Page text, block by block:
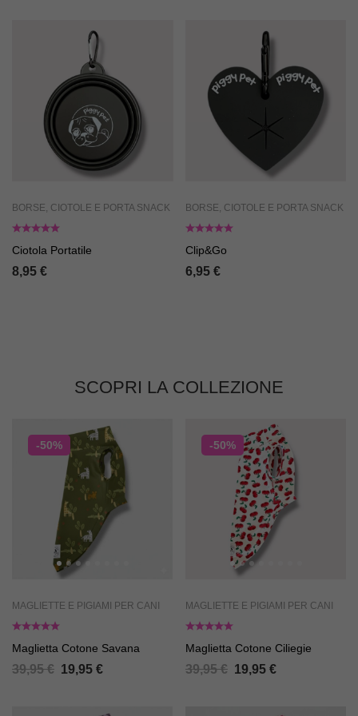
BORSE, CIOTOLE E PORTA SNACK
Ciotola Portatile
8,95 €
BORSE, CIOTOLE E PORTA SNACK
Clip&Go
6,95 €
SCOPRI LA COLLEZIONE
-50%
MAGLIETTE E PIGIAMI PER CANI
Maglietta Cotone Savana
39,95€ 19,95 €
-50%
MAGLIETTE E PIGIAMI PER CANI
Maglietta Cotone Ciliegie
39,95€ 19,95 €